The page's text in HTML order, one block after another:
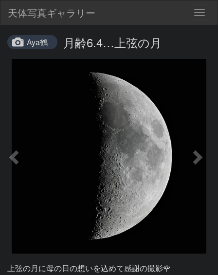
天体写真ギャラリー
Aya鶴 月齢6.4…上弦の月
上弦の月に母の日の想いを込めて感謝の撮影🌹